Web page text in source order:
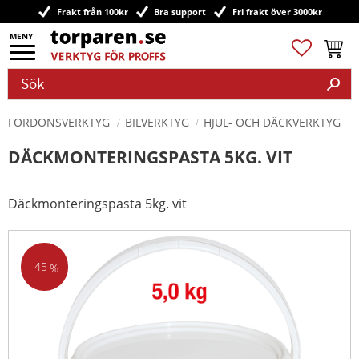
Meny
Frakt från 100kr Bra support Fri frakt över 3000kr
Favoriter
FORDONSVERKTYG BILVERKTYG HJUL- OCH DÄCKVERKTYG
DÄCKMONTERINGSPASTA 5KG. VIT
Däckmonteringspasta 5kg. vit
45 %